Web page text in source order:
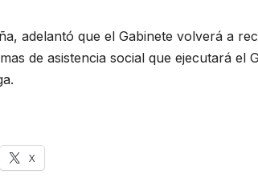
adelantó que el Gabinete volverá a
de asistencia social que ejecutará
X